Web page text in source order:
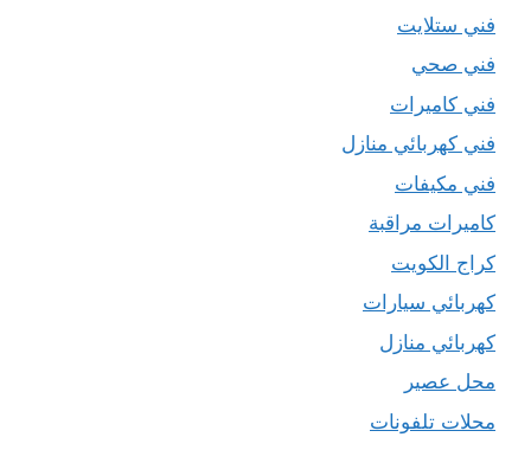
فني ستلايت
فني صحي
فني كاميرات
فني كهربائي منازل
فني مكيفات
كاميرات مراقبة
كراج الكويت
كهربائي سيارات
كهربائي منازل
محل عصير
محلات تلفونات